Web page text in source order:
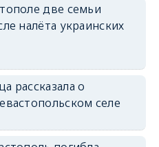
две семьи
налёта украинских
рассказала о
селе